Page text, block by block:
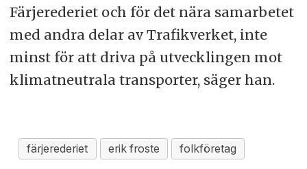
Färjerederiet och för det nära samarbetet
med andra delar av Trafikverket, inte
minst för att driva på utvecklingen mot
klimatneutrala transporter, säger han.
färjerederiet erik froste folkföretag